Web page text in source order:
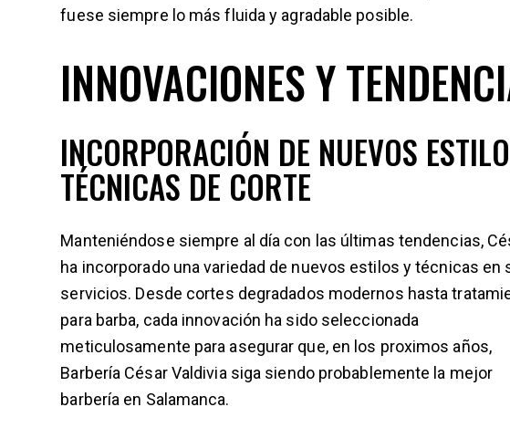
fuese siempre lo más fluida y agradable posible.
INNOVACIONES Y
INCORPORACIÓN DE NUEVOS
TÉCNICAS DE CORTE
Manteniéndose siempre al día con las últimas tendencias,
ha incorporado una variedad de nuevos estilos y técnicas en
servicios. Desde cortes degradados modernos hasta
para barba, cada innovación ha sido seleccionada
meticulosamente para asegurar que, en los proximos años,
Barbería César Valdivia siga siendo probablemente la mejor
barbería en Salamanca.